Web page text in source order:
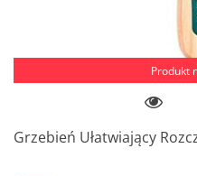
Produkt
Grzebień Ułatwiający